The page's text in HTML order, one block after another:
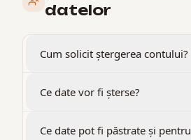
datelor
Cum solicit ștergerea contului?
Ce date vor fi șterse?
Ce date pot fi păstrate și